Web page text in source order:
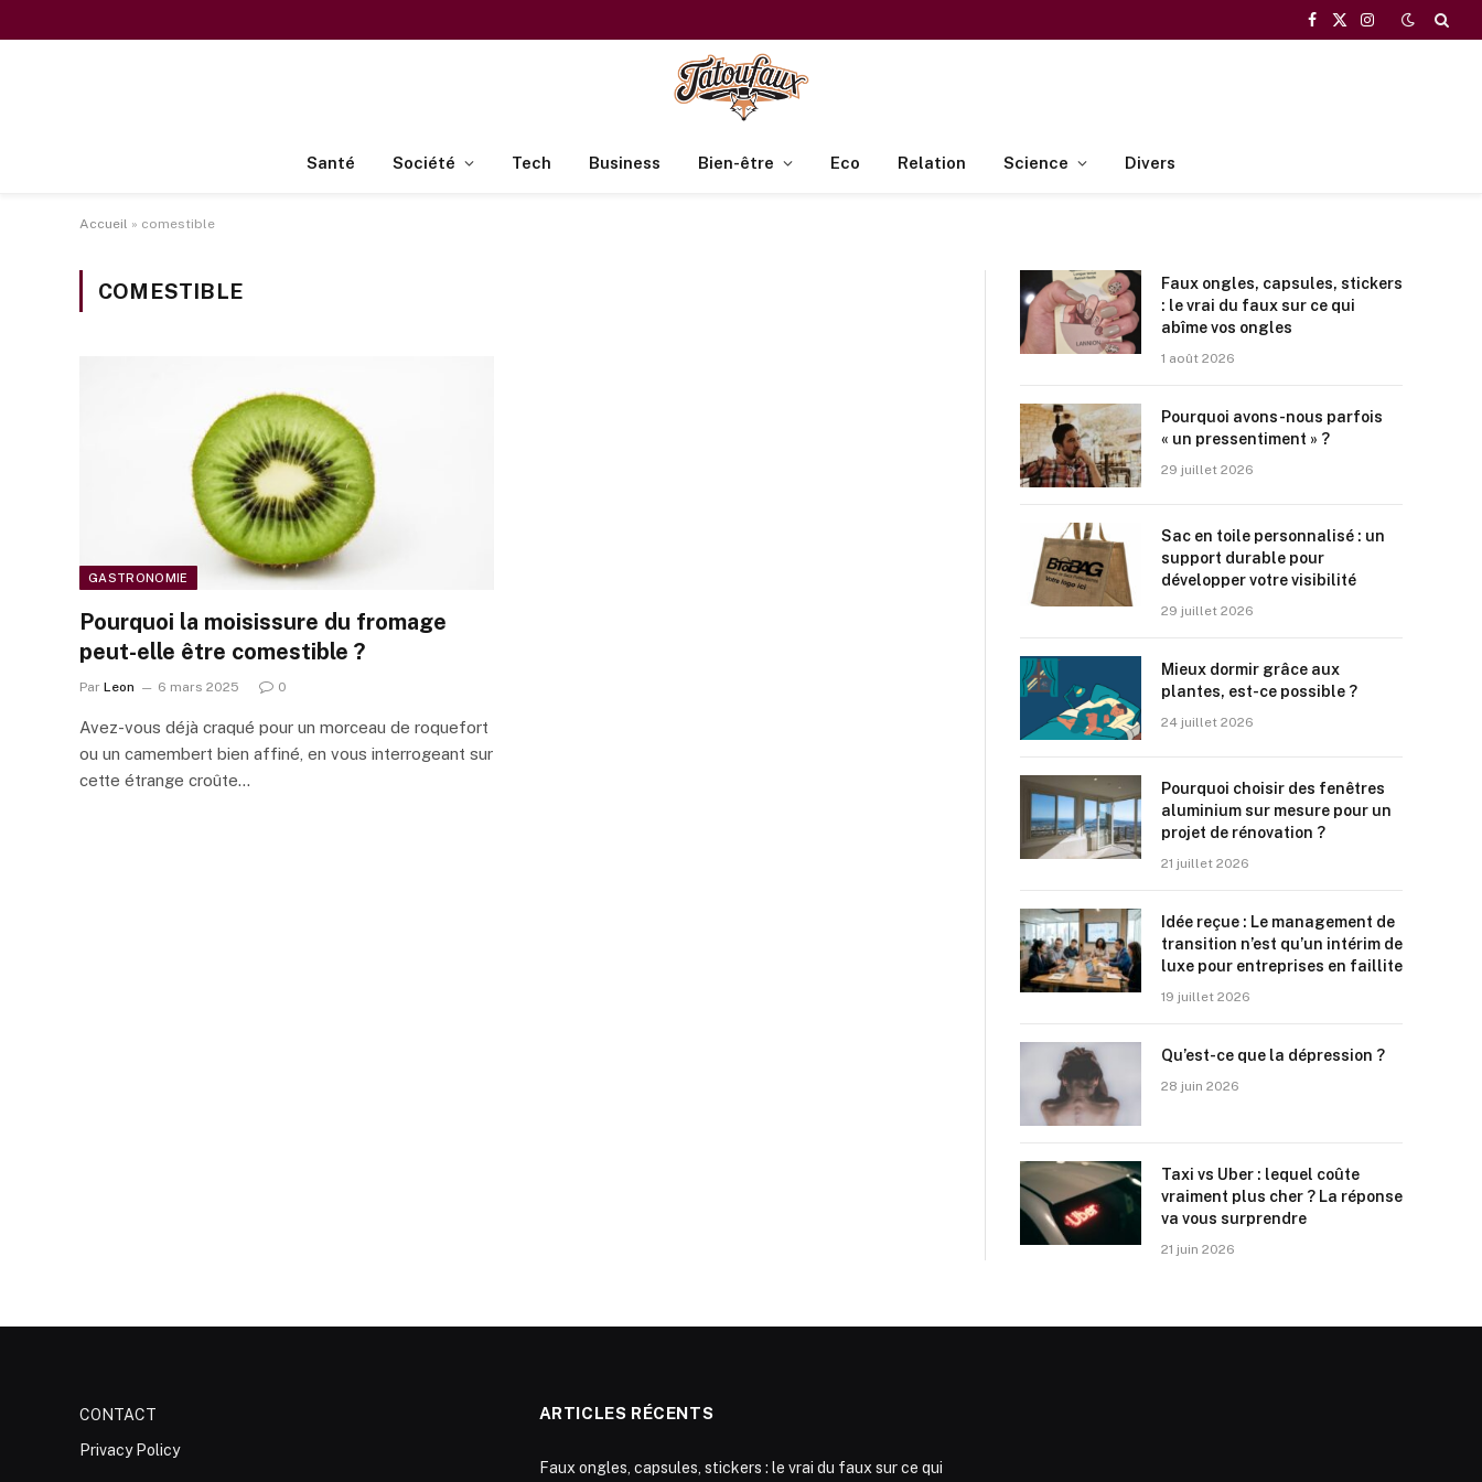
Facebook
X
Instagram
Santé Société Tech Business Bien-être Eco Relation Science Divers
Accueil » comestible
COMESTIBLE
GASTRONOMIE
Pourquoi la moisissure du fromage
peut-elle être comestible ?
Par Leon 6 mars 2025 0
Avez-vous déjà craqué pour un morceau de roquefort
ou un camembert bien affiné, en vous interrogeant sur
cette étrange croûte…
Faux ongles, capsules, stickers
: le vrai du faux sur ce qui
abîme vos ongles
1 août 2026
Pourquoi avons-nous parfois
« un pressentiment » ?
29 juillet 2026
Sac en toile personnalisé : un
support durable pour
développer votre visibilité
29 juillet 2026
Mieux dormir grâce aux
plantes, est-ce possible ?
24 juillet 2026
Pourquoi choisir des fenêtres
aluminium sur mesure pour un
projet de rénovation ?
21 juillet 2026
Idée reçue : Le management de
transition n’est qu’un intérim de
luxe pour entreprises en faillite
19 juillet 2026
Qu’est-ce que la dépression ?
28 juin 2026
Taxi vs Uber : lequel coûte
vraiment plus cher ? La réponse
va vous surprendre
21 juin 2026
CONTACT
Privacy Policy
ARTICLES RÉCENTS
Faux ongles, capsules, stickers : le vrai du faux sur ce qui